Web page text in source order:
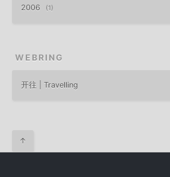
2006 1
WEBRING
开往 | Travelling
↑